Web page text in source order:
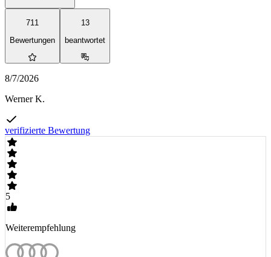
711
Bewertungen
13
beantwortet
8/7/2026
Werner K.
verifizierte Bewertung
5
Weiterempfehlung